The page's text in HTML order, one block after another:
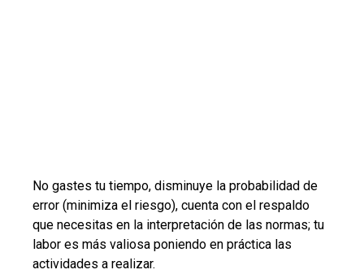
No gastes tu tiempo, disminuye la probabilidad de
error (minimiza el riesgo), cuenta con el respaldo
que necesitas en la interpretación de las normas; tu
labor es más valiosa poniendo en práctica las
actividades a realizar.